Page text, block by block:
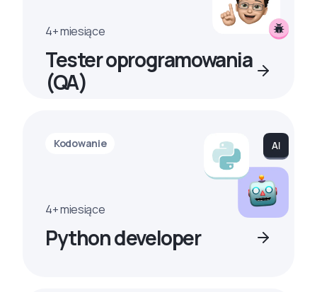
4+ miesiące
Tester oprogramowania
(QA)
Kodowanie
4+ miesiące
Python developer